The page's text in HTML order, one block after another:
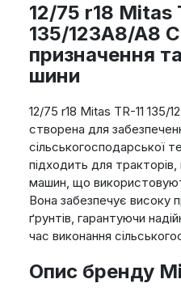
12/75 r18 Mitas
135/123A8/A8
призначення
шини
12/75 r18 Mitas TR-11 135/
створена для
сільськогосподарської
підходить для
машин, що
Вона забезпечує високу
ґрунтів, гарантуючи
час виконання
Опис бренду